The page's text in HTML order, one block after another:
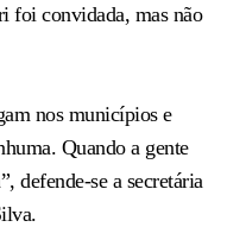
foi convidada, mas não
nos municípios e
Quando a gente
defende-se a secretária